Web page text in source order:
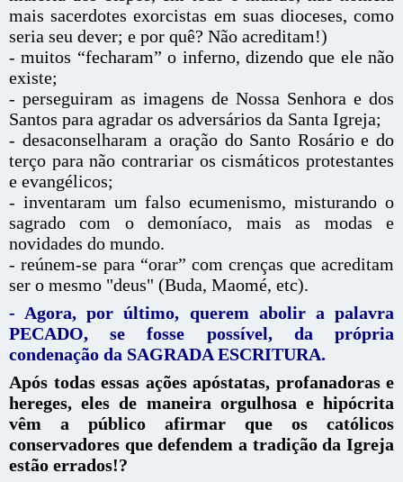
mais sacerdotes exorcistas em suas dioceses, como
seria seu dever; e por quê? Não acreditam!)
- muitos “fecharam” o inferno, dizendo que ele não
existe;
- perseguiram as imagens de Nossa Senhora e dos
Santos para agradar os adversários da Santa Igreja;
- desaconselharam a oração do Santo Rosário e do
terço para não contrariar os cismáticos protestantes
e evangélicos;
- inventaram um falso ecumenismo, misturando o
sagrado com o demoníaco, mais as modas e
novidades do mundo.
- reúnem-se para “orar” com crenças que acreditam
ser o mesmo "deus" (Buda, Maomé, etc).
- Agora, por último, querem abolir a palavra
PECADO, se fosse possível, da própria
condenação da SAGRADA ESCRITURA.
Após todas essas ações apóstatas, profanadoras e
hereges, eles de maneira orgulhosa e hipócrita
vêm a público afirmar que os católicos
conservadores que defendem a tradição da Igreja
estão errados!?